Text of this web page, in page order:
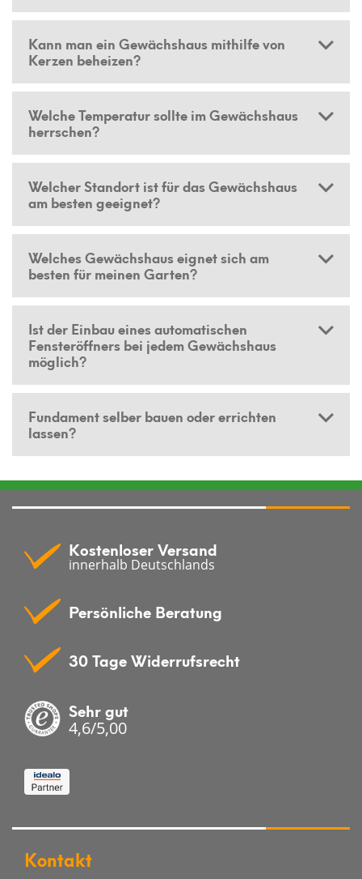
Kann man ein Gewächshaus mithilfe von
Kerzen beheizen?
Welche Temperatur sollte im Gewächshaus
herrschen?
Welcher Standort ist für das Gewächshaus
am besten geeignet?
Welches Gewächshaus eignet sich am
besten für meinen Garten?
Ist der Einbau eines automatischen
Fensteröffners bei jedem Gewächshaus
möglich?
Fundament selber bauen oder errichten
lassen?
Kostenloser Versand
innerhalb Deutschlands
Persönliche Beratung
30 Tage Widerrufsrecht
Sehr gut
4,6/5,00
Kontakt